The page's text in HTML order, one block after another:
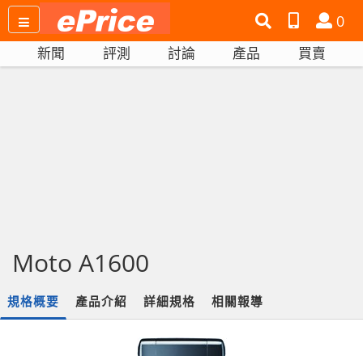
搜
尋
產
品
比
會
員
0
新聞 評測 討論 產品 買賣
Moto A1600
規格概要 產品介紹 詳細規格 相關報導